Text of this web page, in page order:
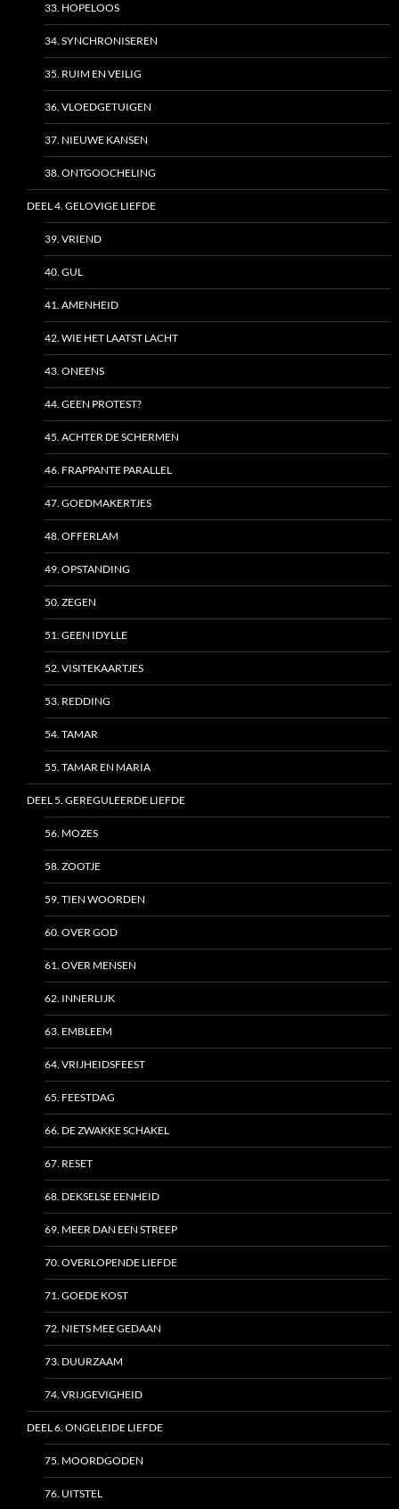
33. HOPELOOS
34. SYNCHRONISEREN
35. RUIM EN VEILIG
36. VLOEDGETUIGEN
37. NIEUWE KANSEN
38. ONTGOOCHELING
DEEL 4. GELOVIGE LIEFDE
39. VRIEND
40. GUL
41. AMENHEID
42. WIE HET LAATST LACHT
43. ONEENS
44. GEEN PROTEST?
45. ACHTER DE SCHERMEN
46. FRAPPANTE PARALLEL
47. GOEDMAKERTJES
48. OFFERLAM
49. OPSTANDING
50. ZEGEN
51. GEEN IDYLLE
52. VISITEKAARTJES
53. REDDING
54. TAMAR
55. TAMAR EN MARIA
DEEL 5. GEREGULEERDE LIEFDE
56. MOZES
58. ZOOTJE
59. TIEN WOORDEN
60. OVER GOD
61. OVER MENSEN
62. INNERLIJK
63. EMBLEEM
64. VRIJHEIDSFEEST
65. FEESTDAG
66. DE ZWAKKE SCHAKEL
67. RESET
68. DEKSELSE EENHEID
69. MEER DAN EEN STREEP
70. OVERLOPENDE LIEFDE
71. GOEDE KOST
72. NIETS MEE GEDAAN
73. DUURZAAM
74. VRIJGEVIGHEID
DEEL 6. ONGELEIDE LIEFDE
75. MOORDGODEN
76. UITSTEL